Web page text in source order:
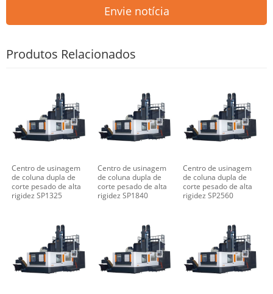
Envie notícia
Produtos Relacionados
Centro de usinagem
de coluna dupla de
corte pesado de alta
rigidez SP1325
Centro de usinagem
de coluna dupla de
corte pesado de alta
rigidez SP1840
Centro de usinagem
de coluna dupla de
corte pesado de alta
rigidez SP2560